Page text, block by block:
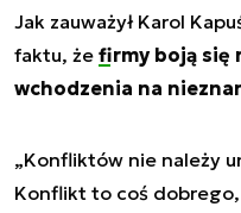
Jak zauważył Karol
faktu, że firmy boją się
wchodzenia na
„Konfliktów nie należy
Konflikt to coś